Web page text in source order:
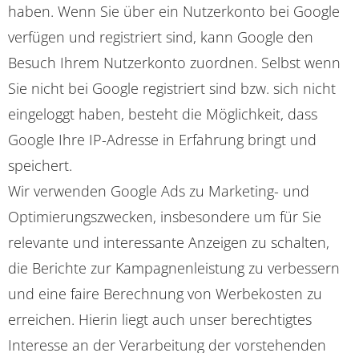
haben. Wenn Sie über ein Nutzerkonto bei Google
verfügen und registriert sind, kann Google den
Besuch Ihrem Nutzerkonto zuordnen. Selbst wenn
Sie nicht bei Google registriert sind bzw. sich nicht
eingeloggt haben, besteht die Möglichkeit, dass
Google Ihre IP-Adresse in Erfahrung bringt und
speichert.
Wir verwenden Google Ads zu Marketing- und
Optimierungszwecken, insbesondere um für Sie
relevante und interessante Anzeigen zu schalten,
die Berichte zur Kampagnenleistung zu verbessern
und eine faire Berechnung von Werbekosten zu
erreichen. Hierin liegt auch unser berechtigtes
Interesse an der Verarbeitung der vorstehenden